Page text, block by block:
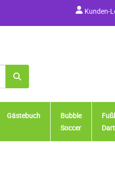
Kunden-
Gästebuch
Bubble
Soccer
Dart